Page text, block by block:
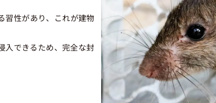
習性があり、これが建物
入できるため、完全な封